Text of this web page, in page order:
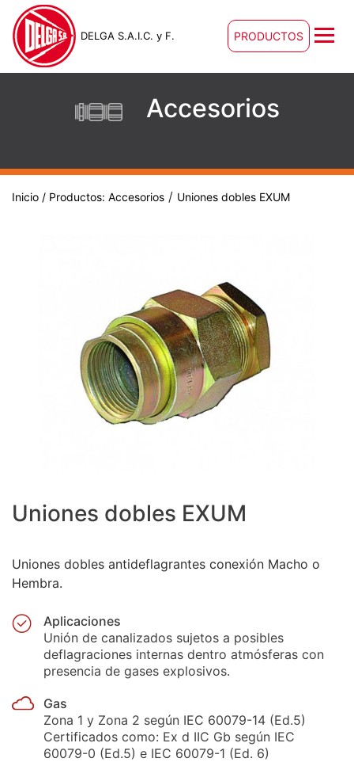
DELGA S.A.I.C. y F. PRODUCTOS
Accesorios
Inicio / Productos: Accesorios / Uniones dobles EXUM
Uniones dobles EXUM
Uniones dobles antideflagrantes conexión Macho o
Hembra.
Aplicaciones
Unión de canalizados sujetos a posibles
deflagraciones internas dentro atmósferas con
presencia de gases explosivos.
Gas
Zona 1 y Zona 2 según IEC 60079-14 (Ed.5)
Certificados como: Ex d IIC Gb según IEC
60079-0 (Ed.5) e IEC 60079-1 (Ed. 6)